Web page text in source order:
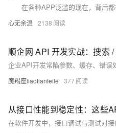
心无余温 2138
魔羯座liaotianfeile 377